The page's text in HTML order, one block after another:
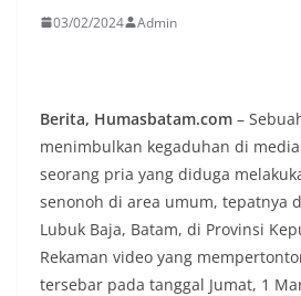
03/02/2024 Admin
Berita, Humasbatam.com –
menimbulkan kegaduhan di
seorang pria yang diduga
senonoh di area umum, tepatnya
Lubuk Baja, Batam, di Provinsi
Rekaman video yang
tersebar pada tanggal Jumat, 1